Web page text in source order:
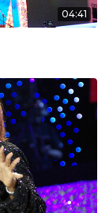
04:41